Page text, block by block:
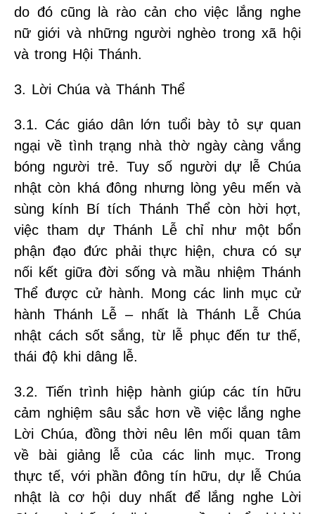
do đó cũng là rào cản cho việc lắng nghe
nữ giới và những người nghèo trong xã hội
và trong Hội Thánh.
3. Lời Chúa và Thánh Thể
3.1. Các giáo dân lớn tuổi bày tỏ sự quan
ngại về tình trạng nhà thờ ngày càng vắng
bóng người trẻ. Tuy số người dự lễ Chúa
nhật còn khá đông nhưng lòng yêu mến và
sùng kính Bí tích Thánh Thể còn hời hợt,
việc tham dự Thánh Lễ chỉ như một bổn
phận đạo đức phải thực hiện, chưa có sự
nối kết giữa đời sống và mầu nhiệm Thánh
Thể được cử hành. Mong các linh mục cử
hành Thánh Lễ – nhất là Thánh Lễ Chúa
nhật cách sốt sắng, từ lễ phục đến tư thế,
thái độ khi dâng lễ.
3.2. Tiến trình hiệp hành giúp các tín hữu
cảm nghiệm sâu sắc hơn về việc lắng nghe
Lời Chúa, đồng thời nêu lên mối quan tâm
về bài giảng lễ của các linh mục. Trong
thực tế, với phần đông tín hữu, dự lễ Chúa
nhật là cơ hội duy nhất để lắng nghe Lời